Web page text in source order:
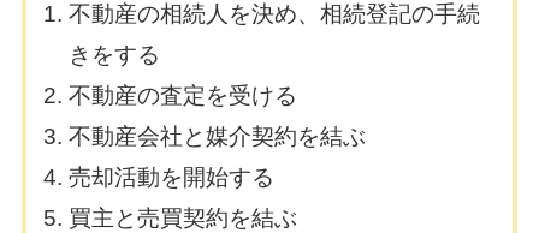
不動産の相続人を決め、相続登記の手続
きをする
不動産の査定を受ける
不動産会社と媒介契約を結ぶ
売却活動を開始する
買主と売買契約を結ぶ